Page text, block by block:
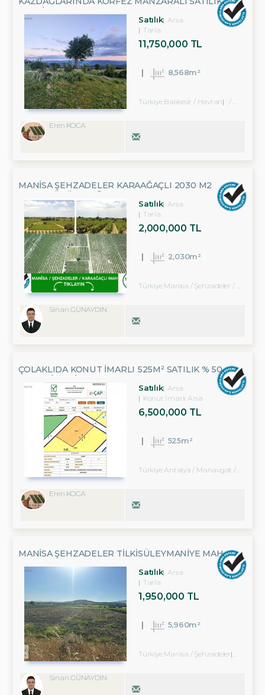
ARAZI (8.568 M²)
Satılık Arsa
Tarla
11,750,000 TL
8,568m²
Türkiye Balıkesir / Havran / Fazlıca Köyü
Eren KOCA
MANISA ŞEHZADELER KARAAĞAÇLI 2030 M2
SATILIK ÜZÜM BAĞI
Satılık Arsa
Tarla
2,000,000 TL
2,030m²
Türkiye Manisa / Şehzadeler / Karaağaçlı
Sinan GÜNAYDIN
ÇOLAKLIDA KONUT İMARLI 525M² SATILIK % 50
ARSA HISSESI
Satılık Arsa
Konut İmarlı Arsa
6,500,000 TL
525m²
Türkiye Antalya / Manavgat / Çolaklı
Eren KOCA
MANISA ŞEHZADELER TILKISÜLEYMANIYE MAH.
Satılık Arsa
Tarla
1,950,000 TL
5,960m²
Türkiye Manisa / Şehzadeler /
Sinan GÜNAYDIN